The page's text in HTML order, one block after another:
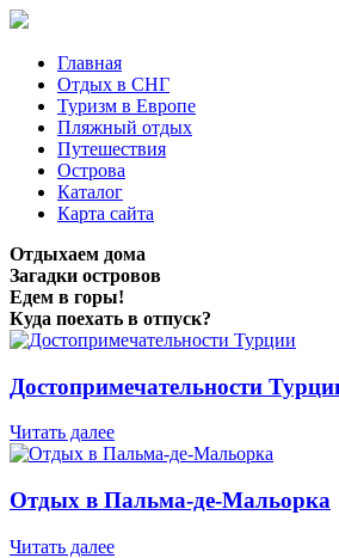
Главная
Отдых в СНГ
Туризм в Европе
Пляжный отдых
Путешествия
Острова
Каталог
Карта сайта
Отдыхаем дома
Загадки островов
Едем в горы!
Куда поехать в отпуск?
Достопримечательности
Читать далее
Отдых в Пальма-де-Мальорка
Читать далее